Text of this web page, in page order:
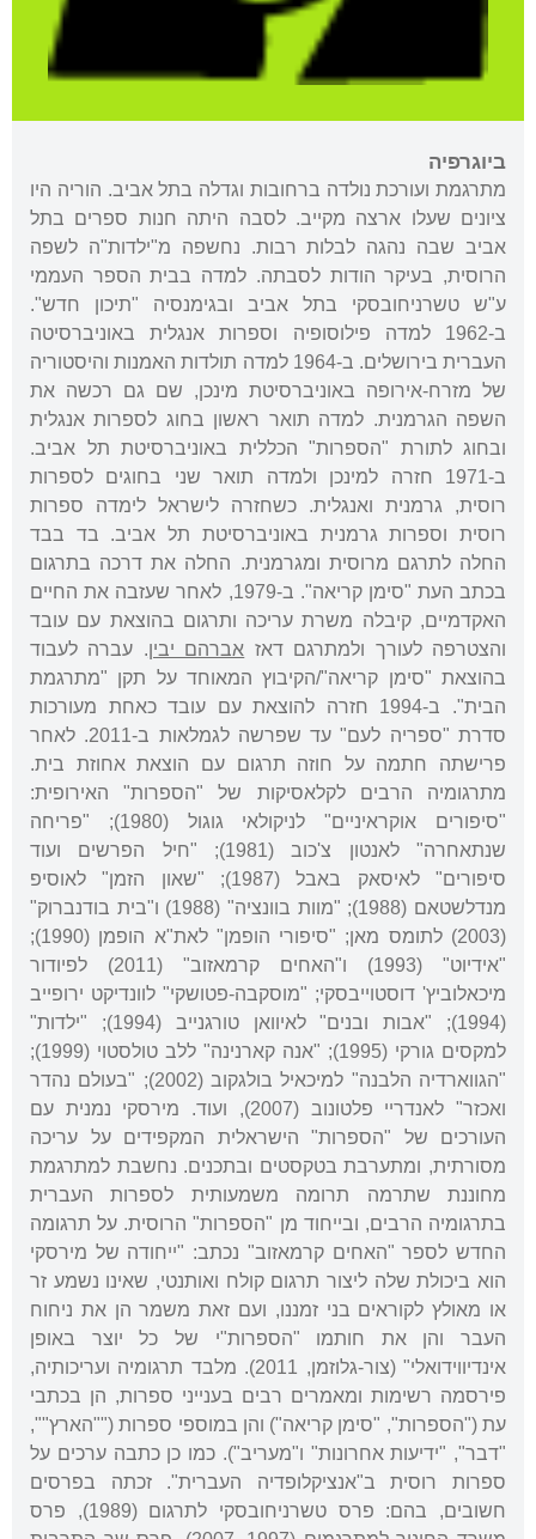
ביוגרפיה
מתרגמת ועורכת נולדה ברחובות וגדלה בתל אביב. הוריה היו
ציונים שעלו ארצה מקייב. לסבה היתה חנות ספרים בתל
אביב שבה נהגה לבלות רבות. נחשפה מ"ילדות"ה לשפה
הרוסית, בעיקר הודות לסבתה. למדה בבית הספר העממי
ע"ש טשרניחובסקי בתל אביב ובגימנסיה "תיכון חדש".
ב-1962 למדה פילוסופיה וספרות אנגלית באוניברסיטה
העברית בירושלים. ב-1964 למדה תולדות האמנות והיסטוריה
של מזרח-אירופה באוניברסיטת מינכן, שם גם רכשה את
השפה הגרמנית. למדה תואר ראשון בחוג לספרות אנגלית
ובחוג לתורת "הספרות" הכללית באוניברסיטת תל אביב.
ב-1971 חזרה למינכן ולמדה תואר שני בחוגים לספרות
רוסית, גרמנית ואנגלית. כשחזרה לישראל לימדה ספרות
רוסית וספרות גרמנית באוניברסיטת תל אביב. בד בבד
החלה לתרגם מרוסית ומגרמנית. החלה את דרכה בתרגום
בכתב העת "סימן קריאה". ב-1979, לאחר שעזבה את החיים
האקדמיים, קיבלה משרת עריכה ותרגום בהוצאת עם עובד
והצטרפה לעורך ולמתרגם דאז אברהם יבין. עברה לעבוד
בהוצאת "סימן קריאה"/הקיבוץ המאוחד על תקן "מתרגמת
הבית". ב-1994 חזרה להוצאת עם עובד כאחת מעורכות
סדרת "ספריה לעם" עד שפרשה לגמלאות ב-2011. לאחר
פרישתה חתמה על חוזה תרגום עם הוצאת אחוזת בית.
מתרגומיה הרבים לקלאסיקות של "הספרות" האירופית:
"סיפורים אוקראיניים" לניקולאי גוגול (1980); "פריחה
שנתאחרה" לאנטון צ'כוב (1981); "חיל הפרשים ועוד
סיפורים" לאיסאק באבל (1987); "שאון הזמן" לאוסיפ
מנדלשטאם (1988); "מוות בוונציה" (1988) ו"בית בודנברוק"
(2003) לתומס מאן; "סיפורי הופמן" לאת"א הופמן (1990);
"אידיוט" (1993) ו"האחים קרמאזוב" (2011) לפיודור
מיכאלוביץ' דוסטוייבסקי; "מוסקבה-פטושקי" לוונדיקט ירופייב
(1994); "אבות ובנים" לאיוואן טורגנייב (1994); "ילדות"
למקסים גורקי (1995); "אנה קארנינה" ללב טולסטוי (1999);
"הגווארדיה הלבנה" למיכאיל בולגקוב (2002); "בעולם נהדר
ואכזר" לאנדריי פלטונוב (2007), ועוד. מירסקי נמנית עם
העורכים של "הספרות" הישראלית המקפידים על עריכה
מסורתית, ומתערבת בטקסטים ובתכנים. נחשבת למתרגמת
מחוננת שתרמה תרומה משמעותית לספרות העברית
בתרגומיה הרבים, ובייחוד מן "הספרות" הרוסית. על תרגומה
החדש לספר "האחים קרמאזוב" נכתב: "ייחודה של מירסקי
הוא ביכולת שלה ליצור תרגום קולח ואותנטי, שאינו נשמע זר
או מאולץ לקוראים בני זמננו, ועם זאת משמר הן את ניחוח
העבר והן את חותמו "הספרות"י של כל יוצר באופן
אינדיווידואלי" (צור-גלוזמן, 2011). מלבד תרגומיה ועריכותיה,
פירסמה רשימות ומאמרים רבים בענייני ספרות, הן בכתבי
עת ("הספרות", "סימן קריאה") והן במוספי ספרות (""הארץ"",
"דבר", "ידיעות אחרונות" ו"מעריב"). כמו כן כתבה ערכים על
ספרות רוסית ב"אנציקלופדיה העברית". זכתה בפרסים
חשובים, בהם: פרס טשרניחובסקי לתרגום (1989), פרס